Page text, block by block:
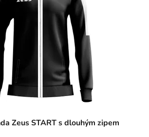
Zeus START s dlouhým zipem